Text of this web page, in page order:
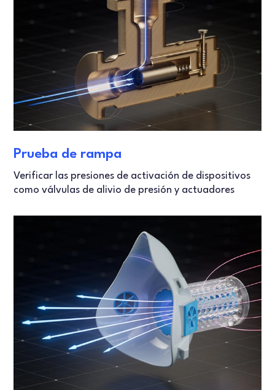
Prueba de rampa
Verificar las presiones de activación de dispositivos
como válvulas de alivio de presión y actuadores